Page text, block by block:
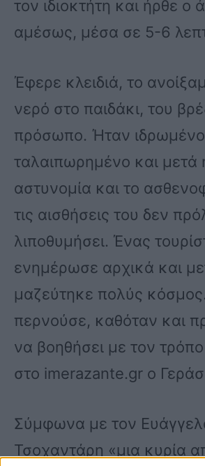
τον ιδιοκτήτη και ήρθε ο
αμέσως, μέσα σε 5-6
Έφερε κλειδιά, το
νερό στο παιδάκι, του
πρόσωπο. Ήταν ιδρωμένο
ταλαιπωρημένο και μετά
αστυνομία και το
τις αισθήσεις του δεν
λιποθυμήσει. Ένας
ενημέρωσε αρχικά και
μαζεύτηκε πολύς
περνούσε, καθόταν και
να βοηθήσει με τον τρόπο
στο imerazante.gr ο
Σύμφωνα με τον
Τσοχαντάρη «μια κυρία